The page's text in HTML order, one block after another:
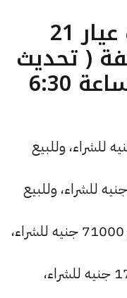
ما هو سعر الذهب عيار 21
( تحديث
الأثنين 13 أبريل الساعة 6:30
21 وزن 1 جرام 7100 جنيه للشراء، وللبيع
سعر عيار 21 وزن 5 جرام 35500 جنيه للشراء، وللبيع
سعر الذهب عيار 21 وزن 10 جرام 71000 جنيه للشراء،
سعر عيار 21 وزن 25 جرام 177500 جنيه للشراء،